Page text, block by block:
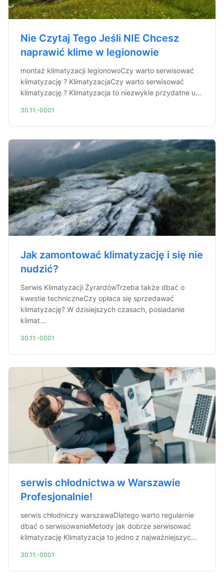
Nie Czytaj Tego Jeśli NIE Chcesz
naprawić klime w legionowie
montaż klimatyzacji legionowoCzy warto serwisować
klimatyzację ? KlimatyzacjaCzy warto serwisować
klimatyzację ? Klimatyzacja to niezwykle przydatne u...
30.11.-0001
Jak zamontować klimatyzację i się nie
nudzić?
Serwis Klimatyzacji ŻyrardówTrzeba także dbać o
kwestie techniczneCzy opłaca się sprzedawać
klimatyzację? W dzisiejszych czasach, posiadanie
klimat...
30.11.-0001
serwis chłodnictwa w Warszawie
Profesjonalnie!
serwis chłodniczy warszawaDlatego warto regularnie
dbać o serwisowanieMetody jak dobrze serwisować
klimatyzację Klimatyzacja to jedno z najważniejszyc...
30.11.-0001